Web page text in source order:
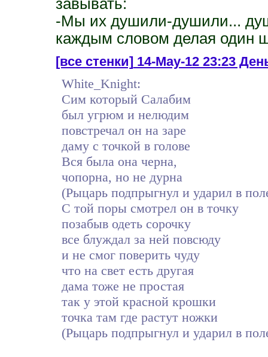
-Мы их душили-душили...
каждым словом делая один
[все стенки]14-May-12 23:23
White_Knight:
Сим который Салабим
был угрюм и нелюдим
повстречал он на заре
даму с точкой в голове
Вся была она черна,
чопорна, но не дурна
(Рыцарь подпрыгнул и ударил в
С той поры смотрел он в точку
позабыв одеть сорочку
все блуждал за ней повсюду
и не смог поверить чуду
что на свет есть другая
дама тоже не простая
так у этой красной крошки
точка там где растут ножки
(Рыцарь подпрыгнул и ударил в